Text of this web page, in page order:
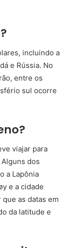
incluindo a
e Rússia. No
entre os
sul ocorre
viajar para
dos
a Lapônia
e a cidade
as datas em
da latitude e